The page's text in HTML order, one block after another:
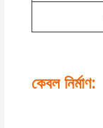
কেবল নির্মাণ: